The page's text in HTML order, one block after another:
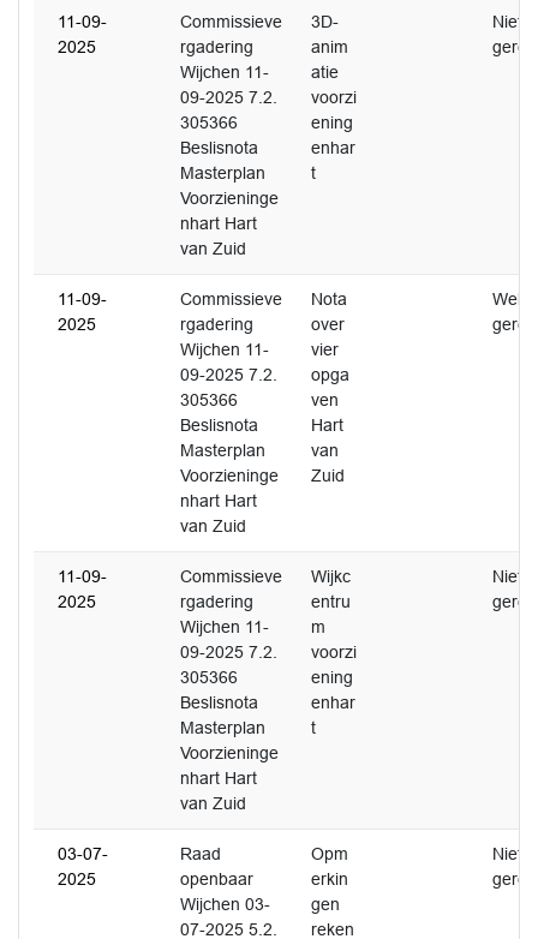
11-09-
2025
Commissieve
rgadering
Wijchen 11-
09-2025 7.2.
305366
Beslisnota
Masterplan
Voorzieninge
nhart Hart
van Zuid
3D-
anim
atie
voorzi
ening
enhar
t
Niet
11-09-
2025
Commissieve
rgadering
Wijchen 11-
09-2025 7.2.
305366
Beslisnota
Masterplan
Voorzieninge
nhart Hart
van Zuid
Nota
over
vier
opga
ven
Hart
van
Zuid
Wel
11-09-
2025
Commissieve
rgadering
Wijchen 11-
09-2025 7.2.
305366
Beslisnota
Masterplan
Voorzieninge
nhart Hart
van Zuid
Wijkc
entru
m
voorzi
ening
enhar
t
Niet
03-07-
2025
Raad
openbaar
Wijchen 03-
07-2025 5.2.
Opm
erkin
gen
reken
Niet